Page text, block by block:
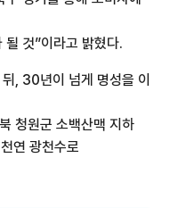
것”이라고 밝혔다.
, 30년이 넘게 명성을 이
청원군 소백산맥 지하
연 광천수로